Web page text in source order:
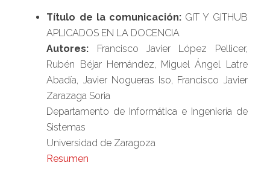
Título de la comunicación: GIT Y GITHUB
APLICADOS EN LA DOCENCIA
Autores:
Francisco Javier López Pellicer,
Rubén Béjar Hernández, Miguel Ángel Latre
Abadía, Javier Nogueras Iso, Francisco Javier
Zarazaga Soria
Departamento de Informática e Ingeniería de
Sistemas
Universidad de Zaragoza
Resumen